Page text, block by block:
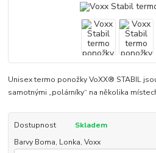
Unisex termo ponožky VoXX® STABIL
samotnými „polárníky“ na několika
Dostupnost
Skladem
Barvy Boma, Lonka, Voxx